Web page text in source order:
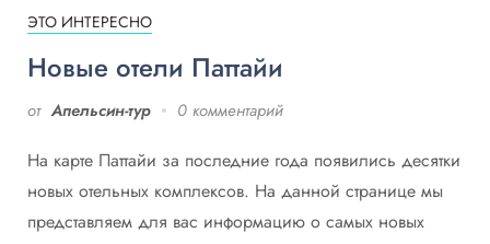
ЭТО ИНТЕРЕСНО
Новые отели Паттайи
от Апельсин-тур 0 комментарий
На карте Паттайи за последние года появились десятки
новых отельных комплексов. На данной странице мы
представляем для вас информацию о самых новых